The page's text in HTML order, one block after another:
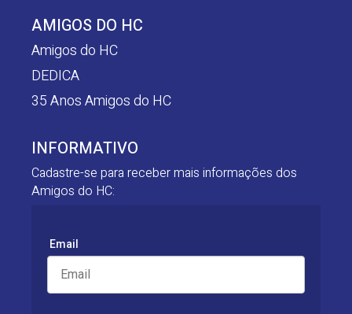
AMIGOS DO HC
Amigos do HC
DEDICA
35 Anos Amigos do HC
INFORMATIVO
Cadastre-se para receber mais informações dos
Amigos do HC:
Email